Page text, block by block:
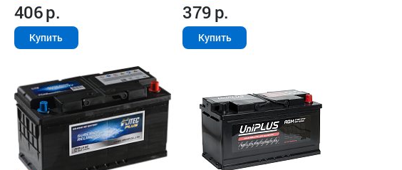
406р.
Купить
379р.
Купить